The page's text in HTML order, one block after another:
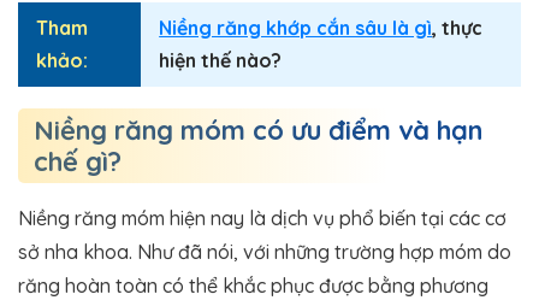
Tham
khảo:
Niềng răng khớp cắn sâu là gì, thực
hiện thế nào?
Niềng răng móm có ưu điểm và hạn
chế gì?
Niềng răng móm hiện nay là dịch vụ phổ biến tại các cơ
sở nha khoa. Như đã nói, với những trường hợp móm do
răng hoàn toàn có thể khắc phục được bằng phương